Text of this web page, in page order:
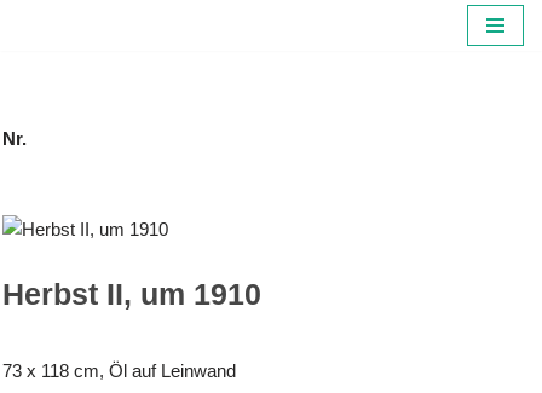
Nr.
Herbst II, um 1910
73 x 118 cm, Öl auf Leinwand